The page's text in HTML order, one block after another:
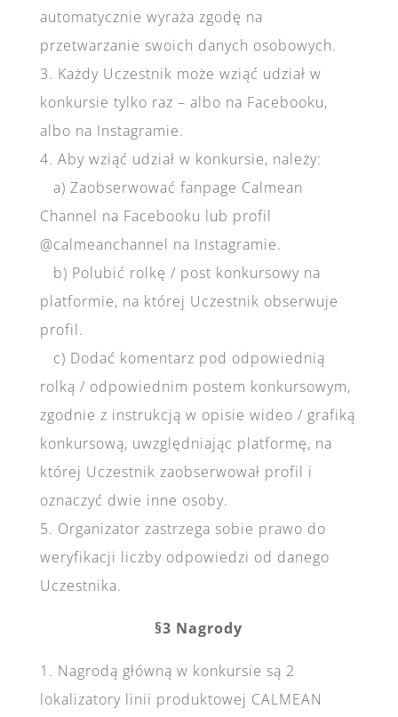
automatycznie wyraża zgodę na
przetwarzanie swoich danych osobowych.
3. Każdy Uczestnik może wziąć udział w
konkursie tylko raz – albo na Facebooku,
albo na Instagramie.
4. Aby wziąć udział w konkursie, należy:
a) Zaobserwować fanpage Calmean
Channel na Facebooku lub profil
@calmeanchannel na Instagramie.
b) Polubić rolkę / post konkursowy na
platformie, na której Uczestnik obserwuje
profil.
c) Dodać komentarz pod odpowiednią
rolką / odpowiednim postem konkursowym,
zgodnie z instrukcją w opisie wideo / grafiką
konkursową, uwzględniając platformę, na
której Uczestnik zaobserwował profil i
oznaczyć dwie inne osoby.
5. Organizator zastrzega sobie prawo do
weryfikacji liczby odpowiedzi od danego
Uczestnika.
§3 Nagrody
1. Nagrodą główną w konkursie są 2
lokalizatory linii produktowej CALMEAN